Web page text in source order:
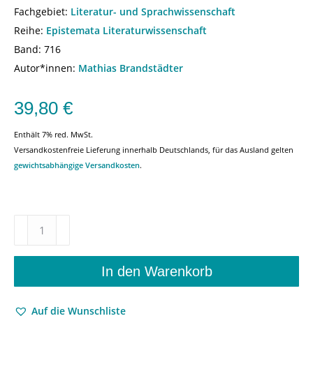
Fachgebiet: Literatur- und Sprachwissenschaft
Reihe: Epistemata Literaturwissenschaft
Band: 716
Autor*innen: Mathias Brandstädter
39,80 €
Enthält 7% red. MwSt.
Versandkostenfreie Lieferung innerhalb Deutschlands, für das Ausland gelten
gewichtsabhängige Versandkosten.
Strukturen
Verlaufsformen
In den Warenkorb
Auf die Wunschliste